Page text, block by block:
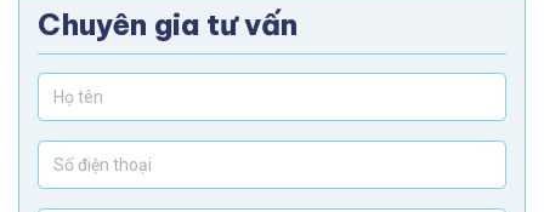
Chuyên gia tư vấn